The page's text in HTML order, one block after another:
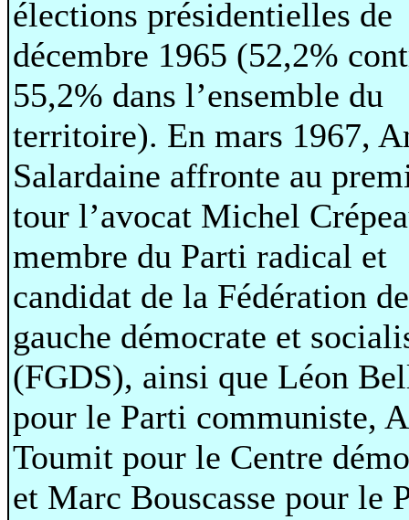
élections présidentielles de
décembre 1965 (52,2%
55,2% dans l’ensemble du
territoire). En mars 1967,
Salardaine affronte au
tour l’avocat Michel
membre du Parti radical et
candidat de la Fédération
gauche démocrate et
(FGDS), ainsi que Léon
pour le Parti communiste,
Toumit pour le Centre
et Marc Bouscasse pour le